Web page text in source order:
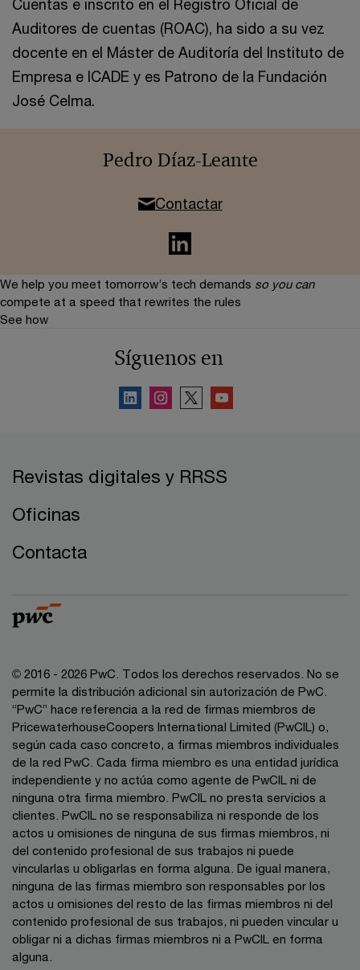
Cuentas e inscrito en el Registro Oficial de
Auditores de cuentas (ROAC), ha sido a su vez
docente en el Máster de Auditoría del Instituto de
Empresa e ICADE y es Patrono de la Fundación
José Celma.
Pedro Díaz-Leante
Contactar
We help you meet tomorrow’s tech demands so you can
compete at a speed that rewrites the rules
See how
Síguenos en
Revistas digitales y RRSS
Oficinas
Contacta
© 2016 - 2026 PwC. Todos los derechos reservados. No se
permite la distribución adicional sin autorización de PwC.
“PwC” hace referencia a la red de firmas miembros de
PricewaterhouseCoopers International Limited (PwCIL) o,
según cada caso concreto, a firmas miembros individuales
de la red PwC. Cada firma miembro es una entidad jurídica
independiente y no actúa como agente de PwCIL ni de
ninguna otra firma miembro. PwCIL no presta servicios a
clientes. PwCIL no se responsabiliza ni responde de los
actos u omisiones de ninguna de sus firmas miembros, ni
del contenido profesional de sus trabajos ni puede
vincularlas u obligarlas en forma alguna. De igual manera,
ninguna de las firmas miembro son responsables por los
actos u omisiones del resto de las firmas miembros ni del
contenido profesional de sus trabajos, ni pueden vincular u
obligar ni a dichas firmas miembros ni a PwCIL en forma
alguna.